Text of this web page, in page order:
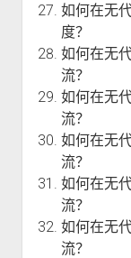
如何在无
度？
如何在无
流？
如何在无
流？
如何在无
流？
如何在无
流？
如何在无
流？